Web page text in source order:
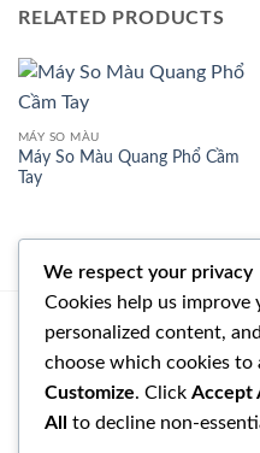
RELATED PRODUCTS
MÁY SO MÀU
Máy So Màu Quang Phổ Cầm
Tay
NGUYỄN ĐÌNH ANH
090 127 1494
congnghegiahuy@gmail.com
We respect your privacy
Cookies help us improve
personalized content,
choose which cookies to
Customize. Click Accept
All
to decline non-